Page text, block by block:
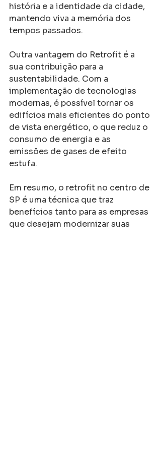
história e a identidade da cidade,
mantendo viva a memória dos
tempos passados.
Outra vantagem do Retrofit é a
sua contribuição para a
sustentabilidade. Com a
implementação de tecnologias
modernas, é possível tornar os
edifícios mais eficientes do ponto
de vista energético, o que reduz o
consumo de energia e as
emissões de gases de efeito
estufa.
Em resumo, o retrofit no centro de
SP é uma técnica que traz
benefícios tanto para as empresas
que desejam modernizar suas